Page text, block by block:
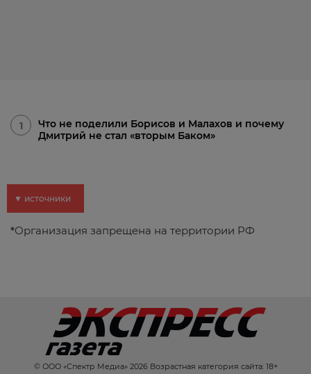
1
Что не поделили Борисов и Малахов и почему
Дмитрий не стал «вторым Баком»
▼ источники
*Организация запрещена на территории РФ
© ООО «Спектр Медиа» 2026 Возрастная категория сайта: 18+